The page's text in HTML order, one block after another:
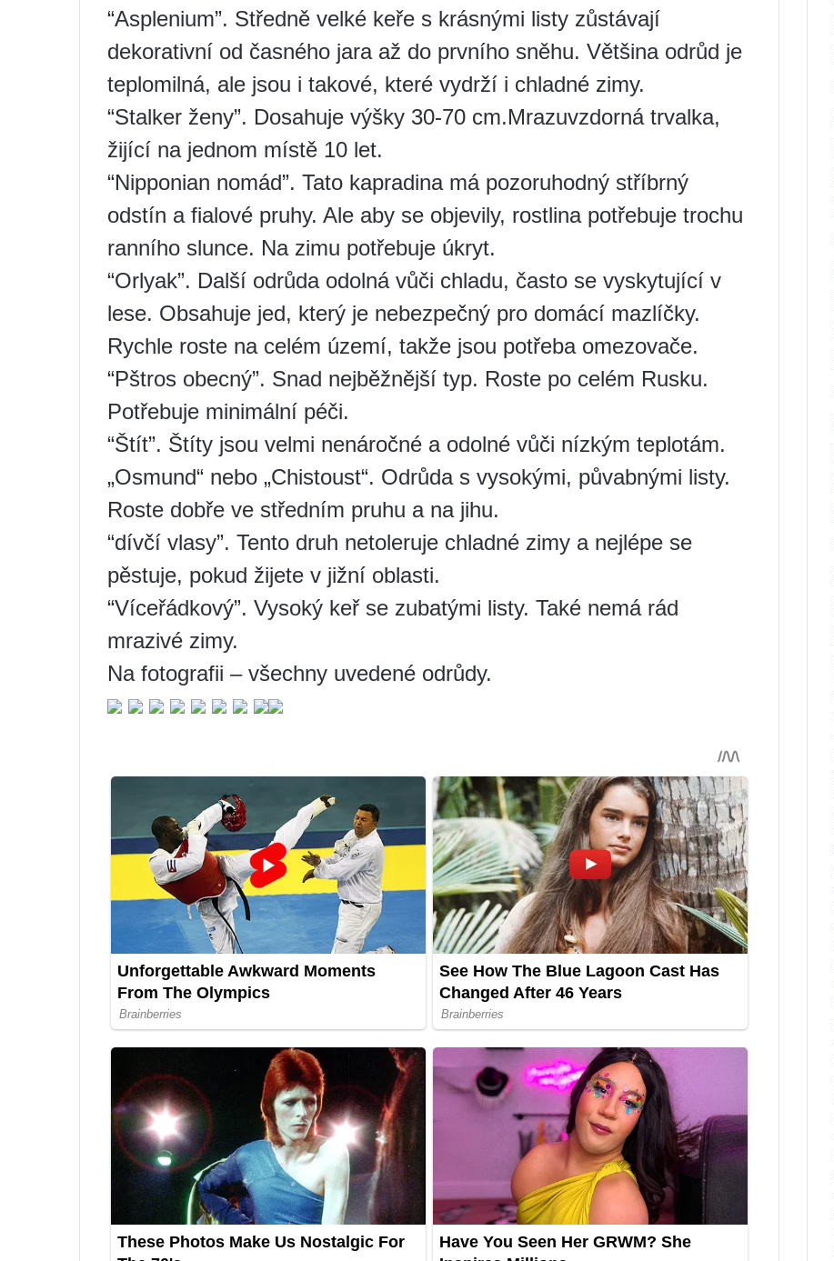
“Asplenium”. Středně velké keře s krásnými listy zůstávají
dekorativní od časného jara až do prvního sněhu. Většina odrůd je
teplomilná, ale jsou i takové, které vydrží i chladné zimy.
“Stalker ženy”. Dosahuje výšky 30-70 cm.Mrazuvzdorná trvalka,
žijící na jednom místě 10 let.
“Nipponian nomád”. Tato kapradina má pozoruhodný stříbrný
odstín a fialové pruhy. Ale aby se objevily, rostlina potřebuje trochu
ranního slunce. Na zimu potřebuje úkryt.
“Orlyak”. Další odrůda odolná vůči chladu, často se vyskytující v
lese. Obsahuje jed, který je nebezpečný pro domácí mazlíčky.
Rychle roste na celém území, takže jsou potřeba omezovače.
“Pštros obecný”. Snad nejběžnější typ. Roste po celém Rusku.
Potřebuje minimální péči.
“Štít”. Štíty jsou velmi nenáročné a odolné vůči nízkým teplotám.
„Osmund“ nebo „Chistoust“. Odrůda s vysokými, půvabnými listy.
Roste dobře ve středním pruhu a na jihu.
“dívčí vlasy”. Tento druh netoleruje chladné zimy a nejlépe se
pěstuje, pokud žijete v jižní oblasti.
“Víceřádkový”. Vysoký keř se zubatými listy. Také nemá rád
mrazivé zimy.
Na fotografii – všechny uvedené odrůdy.